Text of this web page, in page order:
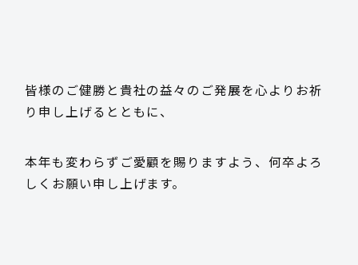
皆様のご健勝と貴社の益々のご発展を心よりお祈
り申し上げるとともに、
本年も変わらずご愛顧を賜りますよう、何卒よろ
しくお願い申し上げます。